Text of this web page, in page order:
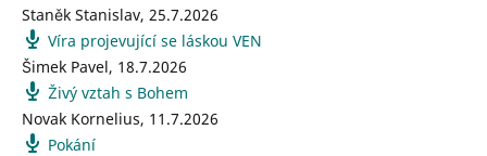
Staněk Stanislav, 25.7.2026
Víra projevující se láskou VEN
Šimek Pavel, 18.7.2026
Živý vztah s Bohem
Novak Kornelius, 11.7.2026
Pokání